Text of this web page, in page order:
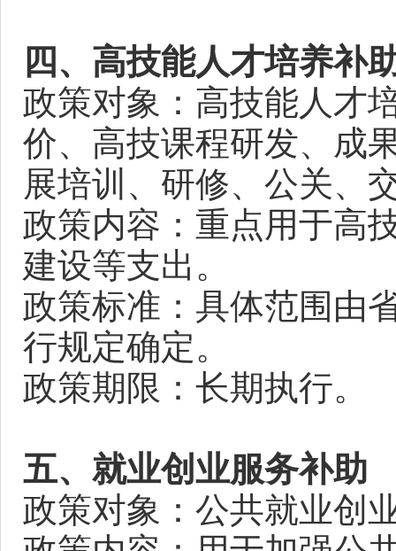
四、高技能人才培养补
政策对象：高技能人才
价、高技课程研发、成
展培训、研修、公关、
政策内容：重点用于高
建设等支出。
政策标准：具体范围由
行规定确定。
政策期限：长期执行。
五、就业创业服务补助
政策对象：公共就业创